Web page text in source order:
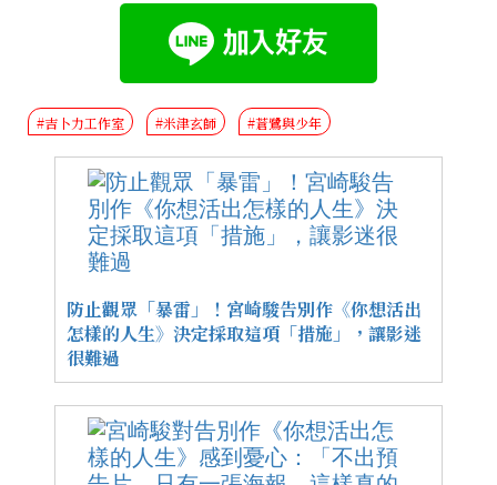
#吉卜力工作室 #米津玄師 #蒼鷺與少年
防止觀眾「暴雷」！宮崎駿告別作《你想活出
怎樣的人生》決定採取這項「措施」，讓影迷
很難過